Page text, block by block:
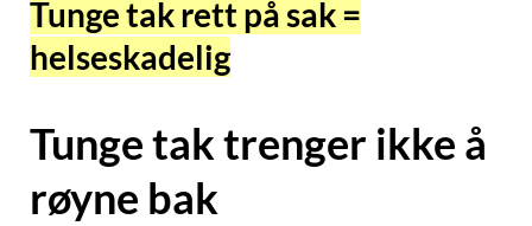
Tunge tak rett på sak =
helseskadelig
Tunge tak trenger ikke å
røyne bak